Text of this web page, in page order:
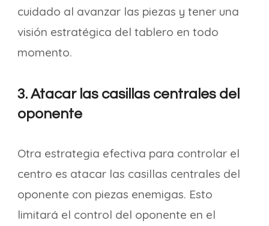
cuidado al avanzar las piezas y tener una
visión estratégica del tablero en todo
momento.
3. Atacar las casillas centrales del
oponente
Otra estrategia efectiva para controlar el
centro es atacar las casillas centrales del
oponente con piezas enemigas. Esto
limitará el control del oponente en el